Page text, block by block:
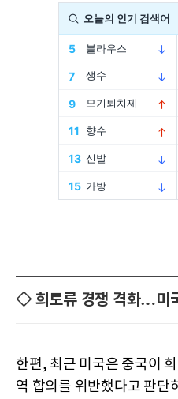
◇ 희토류 경쟁 격화…미
한편, 최근 미국은 중국이
역 합의를 위반했다고 판단